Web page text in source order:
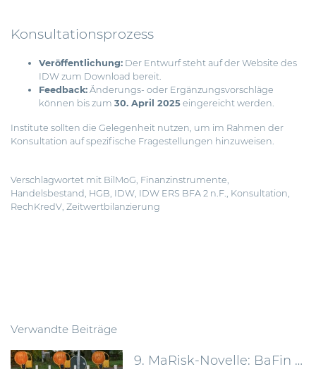
Konsultationsprozess
Veröffentlichung: Der Entwurf steht auf der Website des
IDW zum Download bereit.
Feedback: Änderungs- oder Ergänzungsvorschläge
können bis zum 30. April 2025 eingereicht werden.
Institute sollten die Gelegenheit nutzen, um im Rahmen der
Konsultation auf spezifische Fragestellungen hinzuweisen.
Verschlagwortet mit BilMoG Finanzinstrumente
Handelsbestand HGB IDW IDW ERS BFA 2 n.F. Konsultation
RechKredV Zeitwertbilanzierung
Verwandte Beiträge
9. MaRisk-Novelle: BaFin schafft mehr Proportionalität im Risikomanagement